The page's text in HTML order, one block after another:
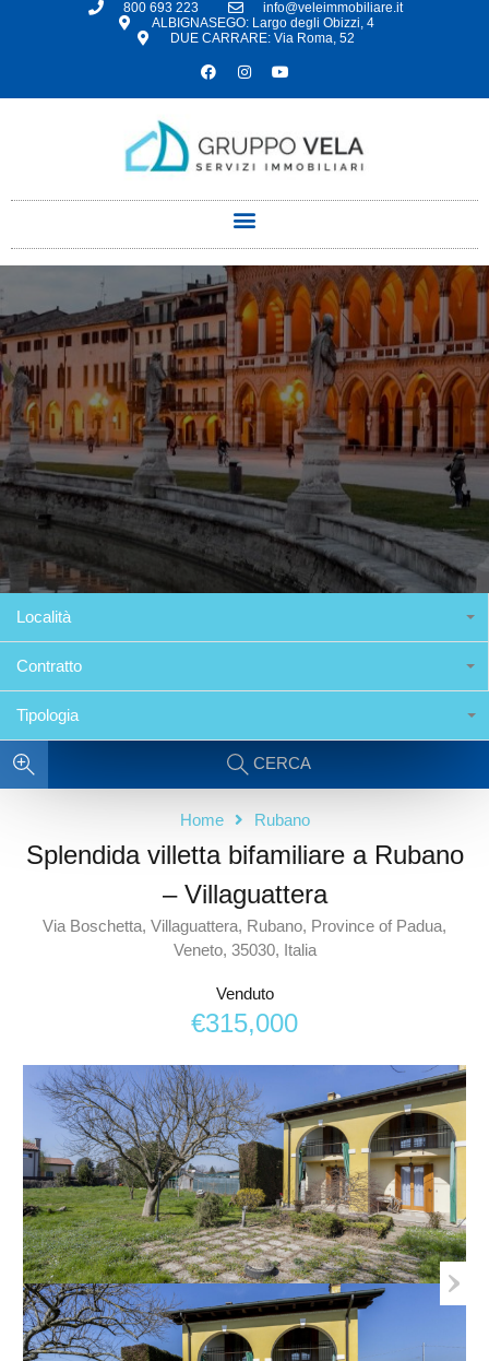
800 693 223
info@veleimmobiliare.it
ALBIGNASEGO: Largo degli Obizzi, 4
DUE CARRARE: Via Roma, 52
Località
Contratto
Tipologia
CERCA
Home Rubano
Splendida villetta bifamiliare a Rubano
– Villaguattera
Via Boschetta, Villaguattera, Rubano, Province of Padua,
Veneto, 35030, Italia
Venduto
€315,000